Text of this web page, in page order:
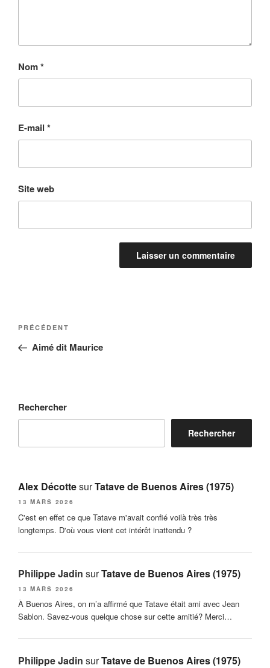
Nom*
E-mail *
Site web
e
r
i
v
:
Navigation
l’article
Article
précédent
PRÉCÉDENT
Aimé dit Maurice
Rechercher
Rechercher
Alex DécottesurTatave de Buenos Aires (1975)
13 MARS 2026
C'est en effet ce que Tatave m'avait confié voilà très très
longtemps. D'où vous vient cet intérêt inattendu ?
Philippe Jadin surTatave de Buenos Aires (1975)
13 MARS 2026
À Buenos Aires, on m’a affirmé que Tatave était ami avec Jean
Sablon. Savez-vous quelque chose sur cette amitié? Merci…
Philippe Jadin surTatave de Buenos Aires (1975)